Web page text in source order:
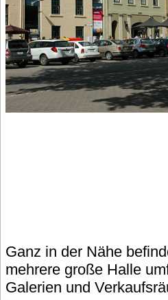
Ganz in der Nähe
mehrere große Halle
Galerien und